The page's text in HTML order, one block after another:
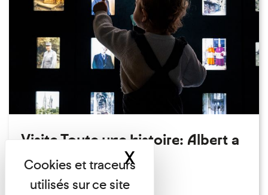
Visite Toute une histoire: Albert a
perdu son chapeau!
Exposition permanente
XMasquer le